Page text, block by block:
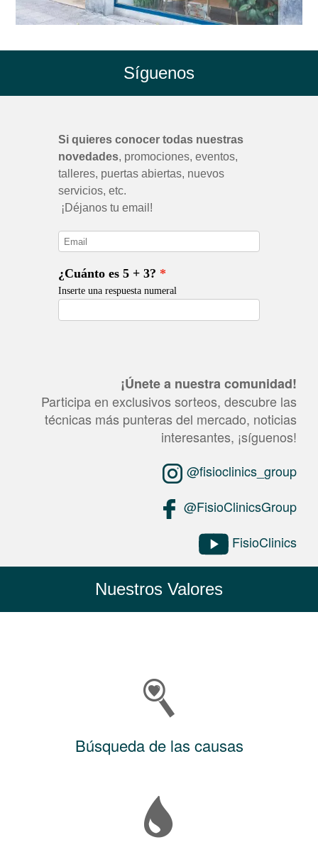
Síguenos
¡Únete a nuestra comunidad!
Participa en exclusivos sorteos, descubre las
técnicas más punteras del mercado, noticias
interesantes, ¡síguenos!
@fisioclinics_group
@FisioClinicsGroup
FisioClinics
Nuestros Valores
Búsqueda de las causas